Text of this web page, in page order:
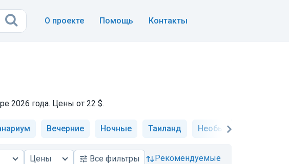
О проекте Помощь Контакты
2026 года. Цены от 22 $.
Вечерние Ночные Таиланд Необычные
Цены Всефильтры рекомендуемые